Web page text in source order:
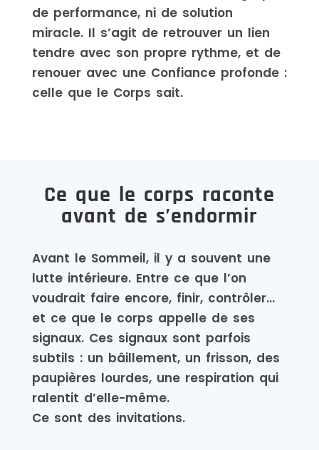
de performance, ni de solution
miracle. Il s’agit de retrouver un lien
tendre avec son propre rythme, et de
renouer avec une Confiance profonde :
celle que le Corps sait.
Ce que le corps raconte
avant de s’endormir
Avant le Sommeil, il y a souvent une
lutte intérieure. Entre ce que l’on
voudrait faire encore, finir, contrôler…
et ce que le corps appelle de ses
signaux. Ces signaux sont parfois
subtils : un bâillement, un frisson, des
paupières lourdes, une respiration qui
ralentit d’elle-même.
Ce sont des invitations.